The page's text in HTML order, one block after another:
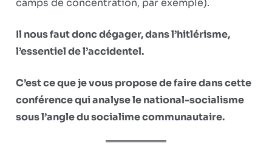
camps de concentration, par exemple).
Il nous faut donc dégager, dans l’hitlérisme,
l’essentiel de l’accidentel.
C’est ce que je vous propose de faire dans cette
conférence qui analyse le national-socialisme
sous l’angle du socialime communautaire.